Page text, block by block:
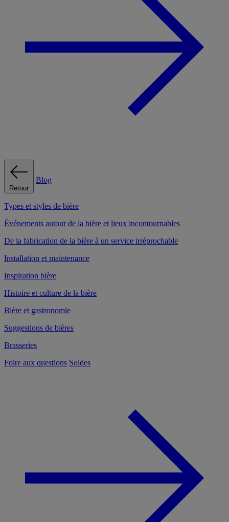
Retour
Blog
Types et styles de bière
Événements autour de la bière et lieux incontournables
De la fabrication de la bière à un service irréprochable
Installation et maintenance
Inspiration bière
Histoire et culture de la bière
Bière et gastronomie
Suggestions de bières
Brasseries
Foire aux questions Soldes